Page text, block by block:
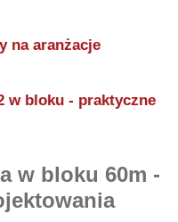
na aranżacje
w bloku - praktyczne
w bloku 60m -